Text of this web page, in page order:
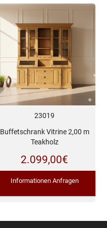
23019
Buffetschrank Vitrine 2,00 m
Teakholz
2.099,00€
Informationen Anfragen